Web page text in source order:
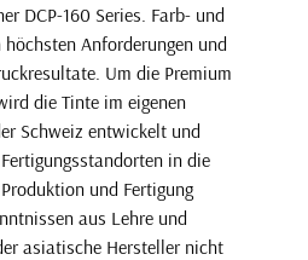
DCP-160 Series. Farb- und
Anforderungen und
Um die Premium
die Tinte im eigenen
Schweiz entwickelt und
in die
und Fertigung
aus Lehre und
asiatische Hersteller nicht